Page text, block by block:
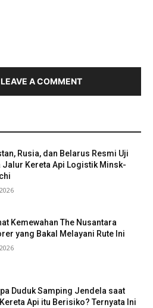
A COMMENT
Rusia, dan Belarus Resmi Uji
Jalur Kereta Api Logistik Minsk-
Kemewahan The Nusantara
yang Bakal Melayani Rute Ini
Duduk Samping Jendela saat
Api itu Berisiko? Ternyata Ini